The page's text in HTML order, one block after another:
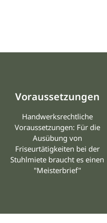
Voraussetzungen
Handwerksrechtliche
Voraussetzungen: Für die
Ausübung von
Friseurtätigkeiten bei der
Stuhlmiete braucht es einen
"Meisterbrief"